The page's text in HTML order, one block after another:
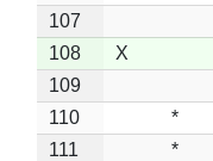
107
108
X
109
110
*
111
*